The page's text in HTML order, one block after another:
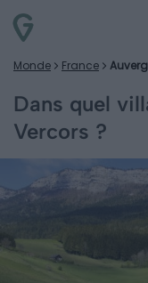
Monde France
Dans quel
Vercors ?